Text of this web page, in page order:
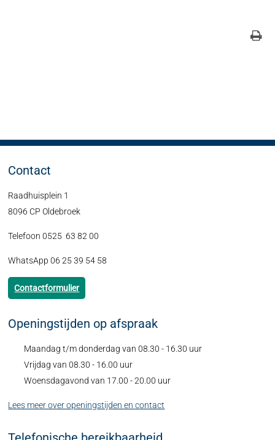
Contact
Raadhuisplein 1
8096 CP Oldebroek
Telefoon 0525 63 82 00
WhatsApp 06 25 39 54 58
Contactformulier
Openingstijden op afspraak
Maandag t/m donderdag van 08.30 - 16.30 uur
Vrijdag van 08.30 - 16.00 uur
Woensdagavond van 17.00 - 20.00 uur
Lees meer over openingstijden en contact